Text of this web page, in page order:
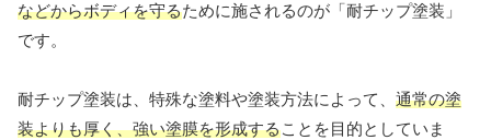
などからボディを守るために施されるのが「耐チップ塗装」
です。
耐チップ塗装は、特殊な塗料や塗装方法によって、 通常の塗
装よりも厚く、強い塗膜を形成することを目的としていま